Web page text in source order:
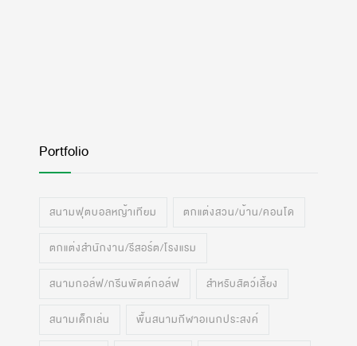
Portfolio
สนามฟุตบอลหญ้าเทียม ตกแต่งสวน/บ้าน/คอนโด
ตกแต่งสำนักงาน/รีสอร์ต/โรงแรม
สนามกอล์ฟ/กรีนพัตต์กอล์ฟ สำหรับสัตว์เลี้ยง
สนามเด็กเล่น พื้นสนามกีฬาอเนกประสงค์